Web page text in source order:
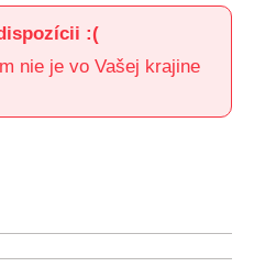
:(
nie je vo Vašej krajine